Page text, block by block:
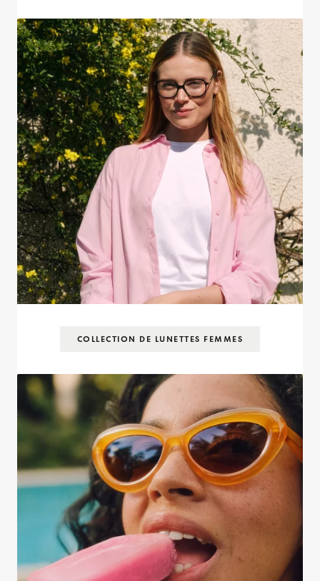
COLLECTION DE LUNETTES FEMMES